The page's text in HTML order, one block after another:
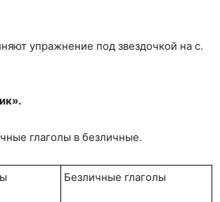
упражнение под звездочкой на с.
глаголы в безличные.
Безличные глаголы